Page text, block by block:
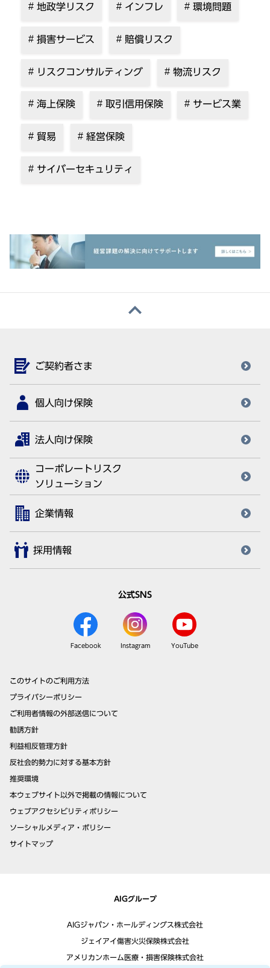
地政学リスク インフレ 環境問題
損害サービス 賠償リスク
リスクコンサルティング 物流リスク
海上保険 取引信用保険 サービス業
貿易 経営保険
サイバーセキュリティ
ご契約者さま
個人向け保険
法人向け保険
コーポレートリスク
ソリューション
企業情報
採用情報
公式SNS
Facebook Instagram YouTube
このサイトのご利用方法
プライバシーポリシー
ご利用者情報の外部送信について
勧誘方針
利益相反管理方針
反社会的勢力に対する基本方針
推奨環境
本ウェブサイト以外で掲載の情報について
ウェブアクセシビリティポリシー
ソーシャルメディア・ポリシー
サイトマップ
AIGグループ
AIGジャパン・ホールディングス株式会社
ジェイアイ傷害火災保険株式会社
アメリカンホーム医療・損害保険株式会社